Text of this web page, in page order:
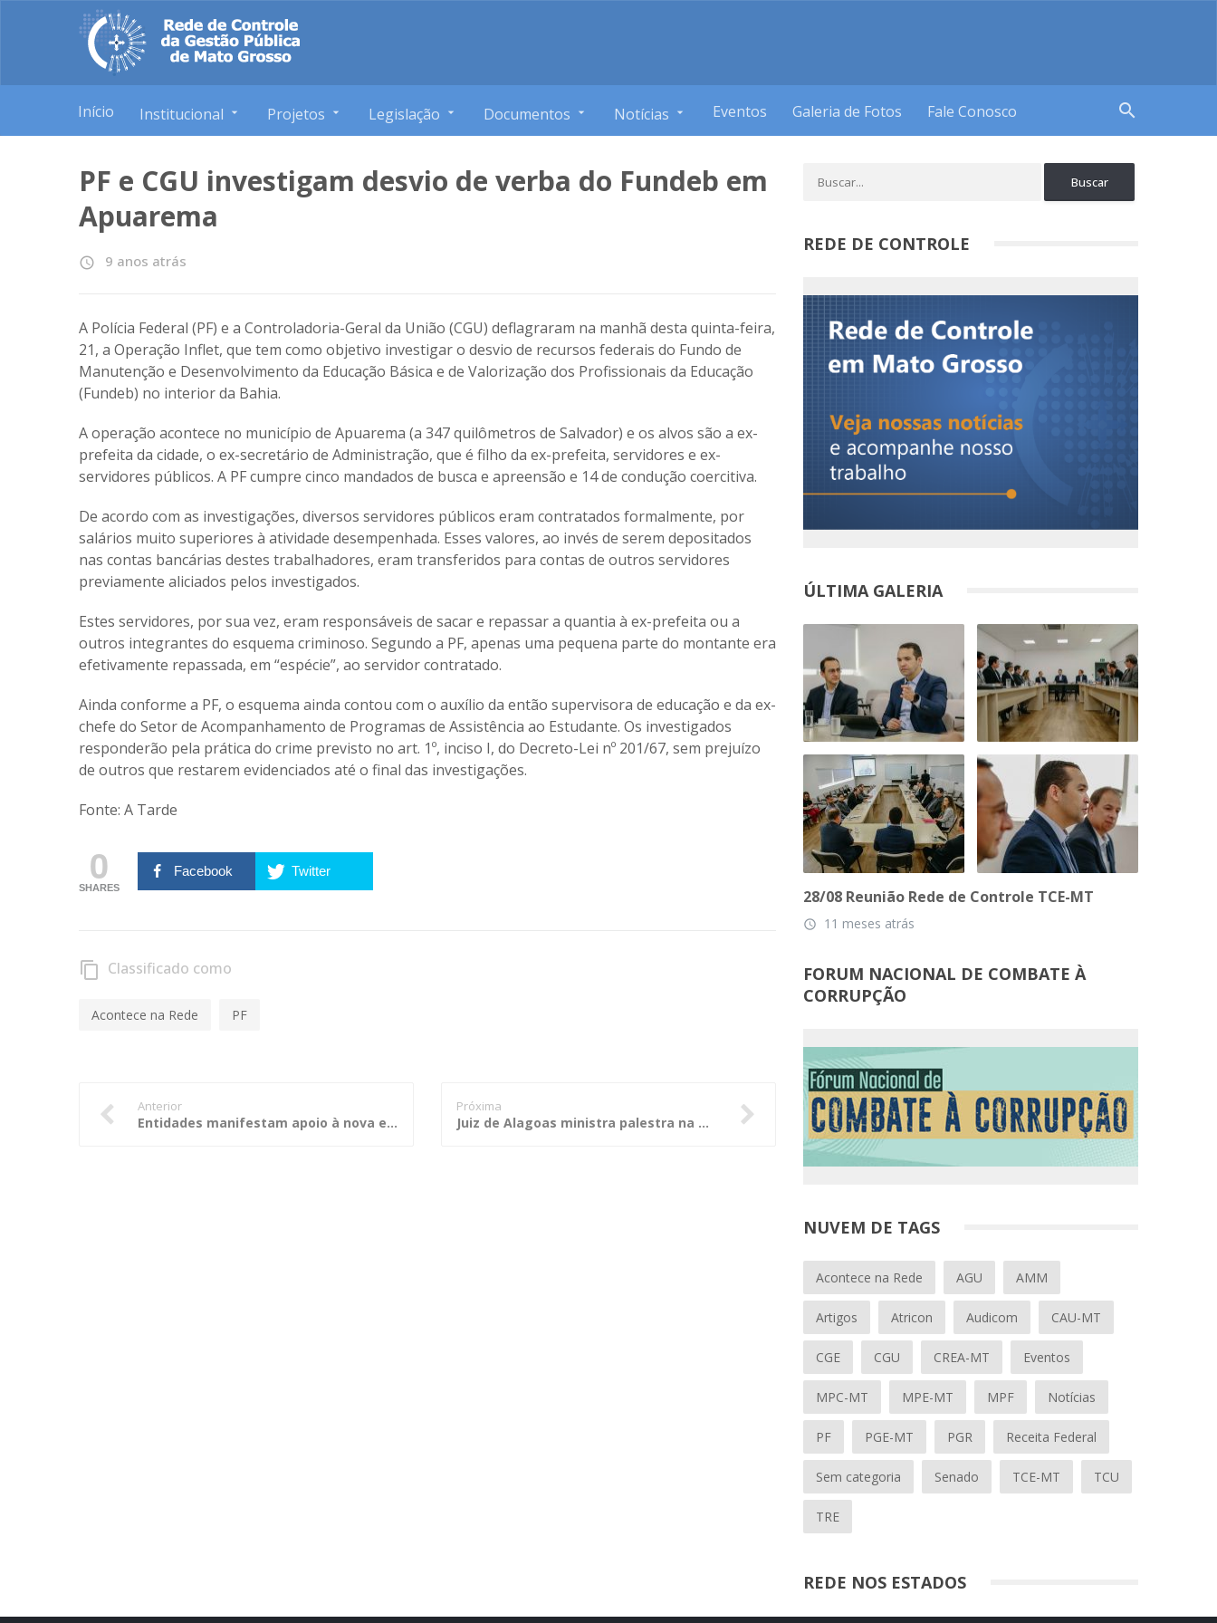
Início Institucional Projetos Legislação Documentos Notícias Eventos Galeria de Fotos Fale Conosco search
PF e CGU investigam desvio de verba do Fundeb em
Apuarema
access_time 9 anos atrás
A Polícia Federal (PF) e a Controladoria-Geral da União (CGU) deflagraram na manhã desta quinta-feira,
21, a Operação Inflet, que tem como objetivo investigar o desvio de recursos federais do Fundo de
Manutenção e Desenvolvimento da Educação Básica e de Valorização dos Profissionais da Educação
(Fundeb) no interior da Bahia.
A operação acontece no município de Apuarema (a 347 quilômetros de Salvador) e os alvos são a ex-
prefeita da cidade, o ex-secretário de Administração, que é filho da ex-prefeita, servidores e ex-
servidores públicos. A PF cumpre cinco mandados de busca e apreensão e 14 de condução coercitiva.
De acordo com as investigações, diversos servidores públicos eram contratados formalmente, por
salários muito superiores à atividade desempenhada. Esses valores, ao invés de serem depositados
nas contas bancárias destes trabalhadores, eram transferidos para contas de outros servidores
previamente aliciados pelos investigados.
Estes servidores, por sua vez, eram responsáveis de sacar e repassar a quantia à ex-prefeita ou a
outros integrantes do esquema criminoso. Segundo a PF, apenas uma pequena parte do montante era
efetivamente repassada, em “espécie”, ao servidor contratado.
Ainda conforme a PF, o esquema ainda contou com o auxílio da então supervisora de educação e da ex-
chefe do Setor de Acompanhamento de Programas de Assistência ao Estudante. Os investigados
responderão pela prática do crime previsto no art. 1º, inciso I, do Decreto-Lei nº 201/67, sem prejuízo
de outros que restarem evidenciados até o final das investigações.
Fonte: A Tarde
0
SHARES
Facebook Twitter
content_copy Classificado como
Acontece na Rede PF
Anterior
Entidades manifestam apoio à nova equipe de gestão do Tribunal de Contas
Próxima
Juiz de Alagoas ministra palestra na PGE
REDE DE CONTROLE
ÚLTIMA GALERIA
28/08 Reunião Rede de Controle TCE-MT
access_time 11 meses atrás
FORUM NACIONAL DE COMBATE À
CORRUPÇÃO
NUVEM DE TAGS
Acontece na Rede AGU AMM
Artigos Atricon Audicom CAU-MT
CGE CGU CREA-MT Eventos
MPC-MT MPE-MT MPF Notícias
PF PGE-MT PGR Receita Federal
Sem categoria Senado TCE-MT TCU
TRE
REDE NOS ESTADOS